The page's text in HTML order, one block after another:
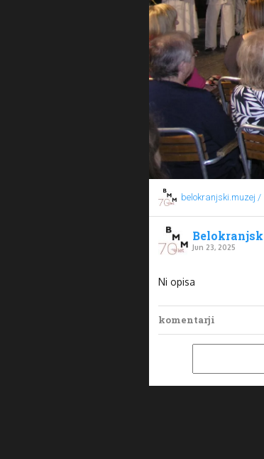
belokranjski.muzej /
Jun 23, 2025
Ni opisa
komentarji